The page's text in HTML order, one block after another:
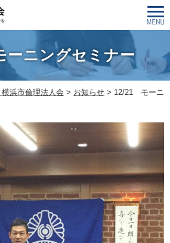
ニングセミナー
浜市倫理法人会 > お知らせ > 12/21 モーニ